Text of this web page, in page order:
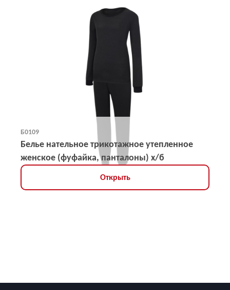
Б0109
Белье нательное трикотажное утепленное
женское (фуфайка, панталоны) х/б
Открыть